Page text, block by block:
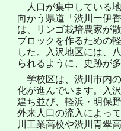
人口が集中している
向かう県道「渋川ー伊
は、リンゴ栽培農家が
ブロックを作るための
した。入沢地区には、
られるように、史跡が多
学校区は、渋川市内
化が進んでいます。入
建ち並び、軽浜・明保
外来人口の流入によっ
川工業高校や渋川青翠